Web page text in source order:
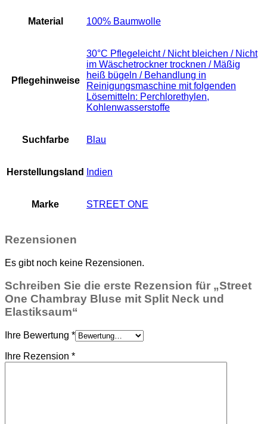
Material 100% Baumwolle
Pflegehinweise
30°C Pflegeleicht / Nicht bleichen / Nicht
im Wäschetrockner trocknen / Mäßig
heiß bügeln / Behandlung in
Reinigungsmaschine mit folgenden
Lösemitteln: Perchlorethylen,
Kohlenwasserstoffe
Suchfarbe Blau
Herstellungsland Indien
Marke STREET ONE
Rezensionen
Es gibt noch keine Rezensionen.
Schreiben Sie die erste Rezension für „Street
One Chambray Bluse mit Split Neck und
Elastiksaum“
Ihre Bewertung *
Ihre Rezension *